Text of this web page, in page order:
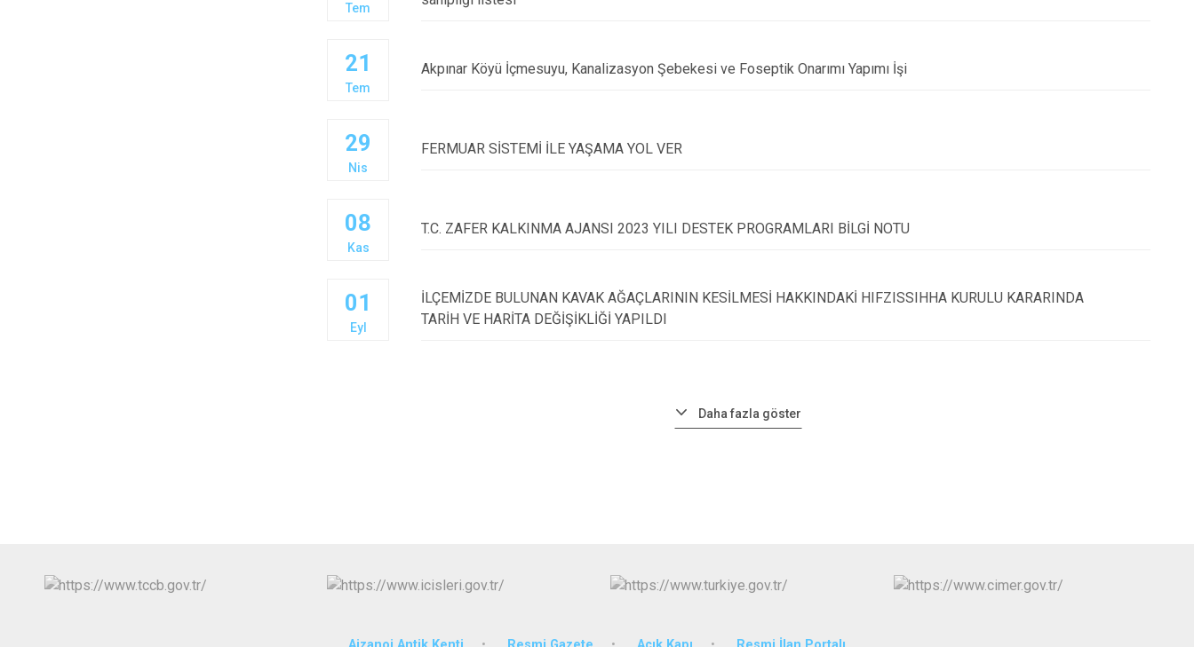
Tem
21
Tem
Akpınar Köyü İçmesuyu, Kanalizasyon Şebekesi ve Foseptik Onarımı Yapımı İşi
29
Nis
FERMUAR SİSTEMİ İLE YAŞAMA YOL VER
08
Kas
T.C. ZAFER KALKINMA AJANSI 2023 YILI DESTEK PROGRAMLARI BİLGİ NOTU
01
Eyl
İLÇEMİZDE BULUNAN KAVAK AĞAÇLARININ KESİLMESİ HAKKINDAKİ HIFZISSIHHA KURULU KARARINDA
TARİH VE HARİTA DEĞİŞİKLİĞİ YAPILDI
Daha fazla göster